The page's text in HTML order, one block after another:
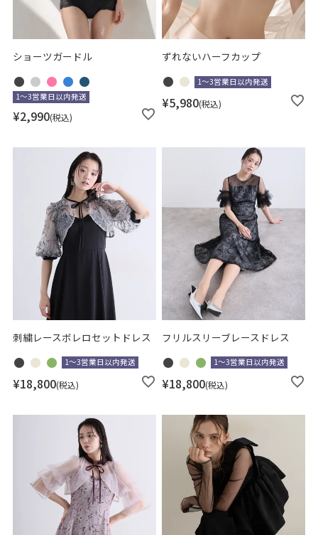
商品番号/JANコード
並び順
新着順
登録順
価格が安い順
価格が高い順
優先度順
レビュー順
キーワードヒット順
ショーツガードル
1～3営業日以内発送
¥2,990 税込
ずれないハーフカップ
1～3営業日以内発送
¥5,980 税込
刺繍レースボレロセットドレス
1～3営業日以内発送
¥18,800 税込
フリルスリーブレースドレス
1～3営業日以内発送
¥18,800 税込